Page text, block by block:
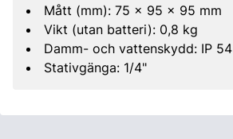
Mått (mm): 75 x 95 x 95 mm
Vikt (utan batteri): 0,8 kg
Damm- och vattenskydd: IP 54
Stativgänga: 1/4"